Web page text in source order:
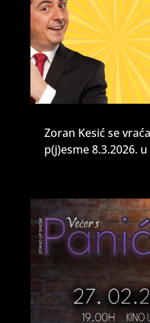
Zoran Kesić se
p(j)esme 8.3.2026.